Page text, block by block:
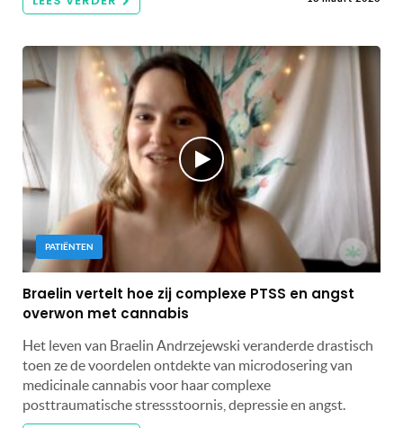
PATIËNTEN
Braelin vertelt hoe zij complexe PTSS en angst
overwon met cannabis
Het leven van Braelin Andrzejewski veranderde drastisch
toen ze de voordelen ontdekte van microdosering van
medicinale cannabis voor haar complexe
posttraumatische stressstoornis, depressie en angst.